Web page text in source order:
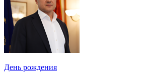
День рождения